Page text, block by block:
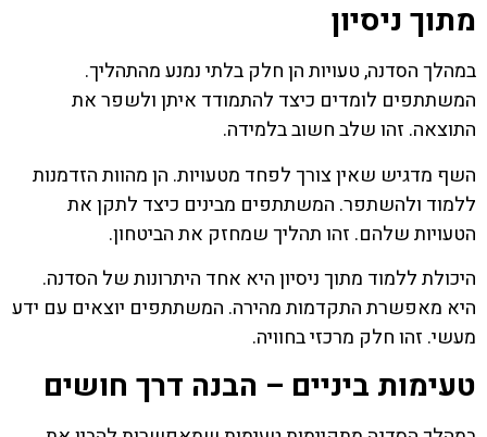
מתוך ניסיון
במהלך הסדנה, טעויות הן חלק בלתי נמנע מהתהליך.
המשתתפים לומדים כיצד להתמודד איתן ולשפר את
התוצאה. זהו שלב חשוב בלמידה.
השף מדגיש שאין צורך לפחד מטעויות. הן מהוות הזדמנות
ללמוד ולהשתפר. המשתתפים מבינים כיצד לתקן את
הטעויות שלהם. זהו תהליך שמחזק את הביטחון.
היכולת ללמוד מתוך ניסיון היא אחד היתרונות של הסדנה.
היא מאפשרת התקדמות מהירה. המשתתפים יוצאים עם ידע
מעשי. זהו חלק מרכזי בחוויה.
טעימות ביניים – הבנה דרך חושים